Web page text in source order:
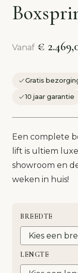
Vanaf €
Gratis
10 jaar garantie
Een complete
lift is ultiem
showroom en
weken in huis!
BREEDTE
LENGTE